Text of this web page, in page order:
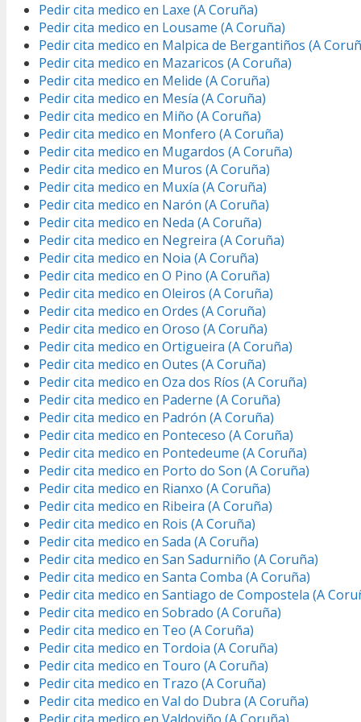
Pedir cita medico en Laxe (A Coruña)
Pedir cita medico en Lousame (A Coruña)
Pedir cita medico en Malpica de Bergantiños (A
Pedir cita medico en Mazaricos (A Coruña)
Pedir cita medico en Melide (A Coruña)
Pedir cita medico en Mesía (A Coruña)
Pedir cita medico en Miño (A Coruña)
Pedir cita medico en Monfero (A Coruña)
Pedir cita medico en Mugardos (A Coruña)
Pedir cita medico en Muros (A Coruña)
Pedir cita medico en Muxía (A Coruña)
Pedir cita medico en Narón (A Coruña)
Pedir cita medico en Neda (A Coruña)
Pedir cita medico en Negreira (A Coruña)
Pedir cita medico en Noia (A Coruña)
Pedir cita medico en O Pino (A Coruña)
Pedir cita medico en Oleiros (A Coruña)
Pedir cita medico en Ordes (A Coruña)
Pedir cita medico en Oroso (A Coruña)
Pedir cita medico en Ortigueira (A Coruña)
Pedir cita medico en Outes (A Coruña)
Pedir cita medico en Oza dos Ríos (A Coruña)
Pedir cita medico en Paderne (A Coruña)
Pedir cita medico en Padrón (A Coruña)
Pedir cita medico en Ponteceso (A Coruña)
Pedir cita medico en Pontedeume (A Coruña)
Pedir cita medico en Porto do Son (A Coruña)
Pedir cita medico en Rianxo (A Coruña)
Pedir cita medico en Ribeira (A Coruña)
Pedir cita medico en Rois (A Coruña)
Pedir cita medico en Sada (A Coruña)
Pedir cita medico en San Sadurniño (A Coruña)
Pedir cita medico en Santa Comba (A Coruña)
Pedir cita medico en Santiago de Compostela (A
Pedir cita medico en Sobrado (A Coruña)
Pedir cita medico en Teo (A Coruña)
Pedir cita medico en Tordoia (A Coruña)
Pedir cita medico en Touro (A Coruña)
Pedir cita medico en Trazo (A Coruña)
Pedir cita medico en Val do Dubra (A Coruña)